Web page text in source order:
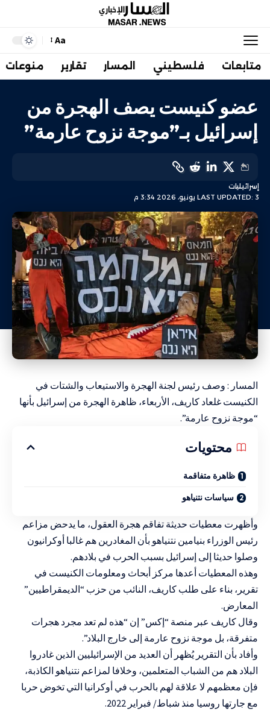
Aa
متابعات فلسطيني المسار تقارير منوعات
عضو كنيست يصف الهجرة من
إسرائيل بـ”موجة نزوح عارمة”
LAST UPDATED: 3 يونيو، 2026 3:34 م
إسرائيليات
المسار : وصف رئيس لجنة الهجرة والاستيعاب والشتات في
الكنيست غلعاد كاريف، الأربعاء، ظاهرة الهجرة من إسرائيل بأنها
“موجة نزوح عارمة”.
محتويات
ظاهرة متفاقمة
سياسات نتنياهو
وأظهرت معطيات حديثة تفاقم هجرة العقول، ما يدحض مزاعم
رئيس الوزراء بنيامين نتنياهو بأن المغادرين هم غالبا أوكرانيون
وصلوا حديثا إلى إسرائيل بسبب الحرب في بلادهم.
وهذه المعطيات أعدها مركز أبحاث ومعلومات الكنيست في
تقرير، بناء على طلب كاريف، النائب من حزب “الديمقراطيين”
المعارض.
وقال كاريف عبر منصة “إكس” إن “هذه لم تعد مجرد هجرات
متفرقة، بل موجة نزوح عارمة إلى خارج البلاد”.
وأفاد بأن التقرير يُظهر أن العديد من الإسرائيليين الذين غادروا
البلاد هم من الشباب المتعلمين، وخلافا لمزاعم نتنياهو الكاذبة،
فإن معظمهم لا علاقة لهم بالحرب في أوكرانيا التي تخوض حربا
مع جارتها روسيا منذ شباط/ فبراير 2022.